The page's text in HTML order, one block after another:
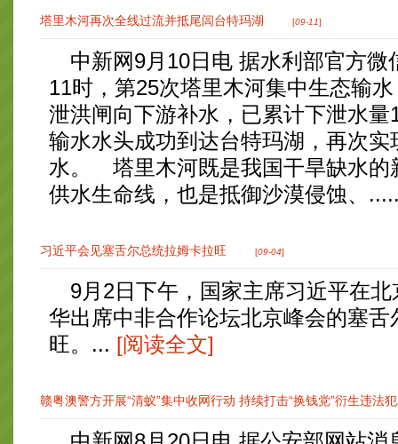
塔里木河再次全线过流并抵尾闾台特玛湖 [09-11]
中新网9月10日电 据水利部官方微
11时，第25次塔里木河集中生态输
泄洪闸向下游补水，已累计下泄水
输水水头成功到达台特玛湖，再次
水。 塔里木河既是我国干旱缺水的
供水生命线，也是抵御沙漠侵蚀、
习近平会见塞舌尔总统拉姆卡拉旺 [09-04]
9月2日下午，国家主席习近平在北
华出席中非合作论坛北京峰会的塞舌
旺。... [阅读全文]
赣粤澳警方开展“清蚁”集中收网行动 持续打击“换钱党”衍生违法